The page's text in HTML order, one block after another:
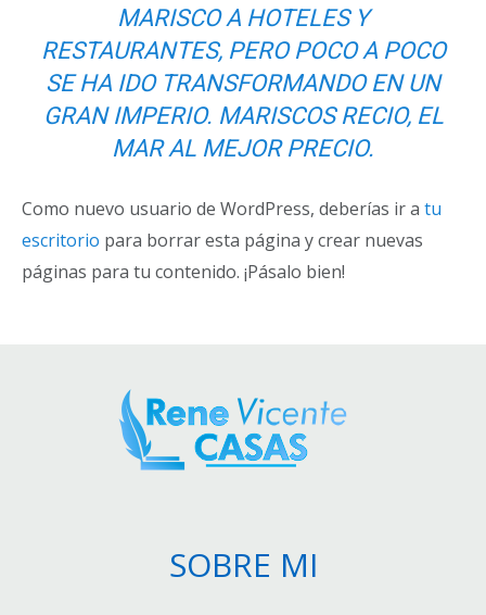
MARISCO A HOTELES Y
RESTAURANTES, PERO POCO A POCO
SE HA IDO TRANSFORMANDO EN UN
GRAN IMPERIO. MARISCOS RECIO, EL
MAR AL MEJOR PRECIO.
Como nuevo usuario de WordPress, deberías ir a tu
escritorio para borrar esta página y crear nuevas
páginas para tu contenido. ¡Pásalo bien!
SOBRE MI